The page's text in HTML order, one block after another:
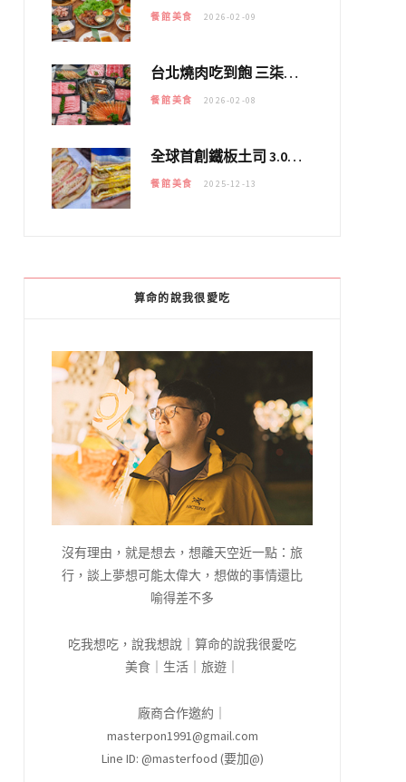
餐館美食 2026-02-09
台北燒肉吃到飽 三柒燒肉專門店｜日本A5和牛×龍蝦蟹腳雙拼，海陸霸氣開吃！
餐館美食 2026-02-08
全球首創鐵板土司 3.0 登場！扶旺號的全新高度 ｜漢堡換成鐵板土司，把台式靈魂塞得滿滿的！！
餐館美食 2025-12-13
算命的說我很愛吃
沒有理由，就是想去，想離天空近一點：旅
行，談上夢想可能太偉大，想做的事情還比
喻得差不多
吃我想吃，說我想說｜算命的說我很愛吃
美食｜生活｜旅遊｜
廠商合作邀約｜
masterpon1991@gmail.com
Line ID: @masterfood (要加@)